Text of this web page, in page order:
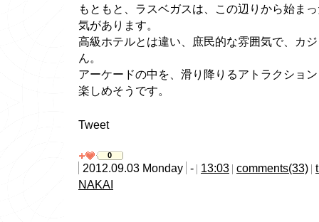
もともと、ラスベガスは、この辺りから始ま
気があります。
高級ホテルとは違い、庶民的な雰囲気で、カ
ん。
アーケードの中を、滑り降りるアトラクショ
楽しめそうです。
Tweet
0
2012.09.03 Monday - 13:03 comments(33)
NAKAI